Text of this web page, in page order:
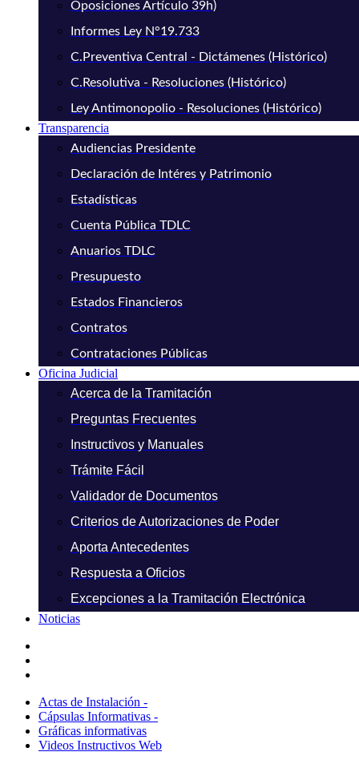
Oposiciones Artículo 39h)
Informes Ley N°19.733
C.Preventiva Central - Dictámenes (Histórico)
C.Resolutiva - Resoluciones (Histórico)
Ley Antimonopolio - Resoluciones (Histórico)
Transparencia
Audiencias Presidente
Declaración de Intéres y Patrimonio
Estadísticas
Cuenta Pública TDLC
Anuarios TDLC
Presupuesto
Estados Financieros
Contratos
Contrataciones Públicas
Oficina Judicial
Acerca de la Tramitación
Preguntas Frecuentes
Instructivos y Manuales
Trámite Fácil
Validador de Documentos
Criterios de Autorizaciones de Poder
Aporta Antecedentes
Respuesta a Oficios
Excepciones a la Tramitación Electrónica
Noticias
Actas de Instalación -
Cápsulas Informativas -
Gráficas informativas
Videos Instructivos Web